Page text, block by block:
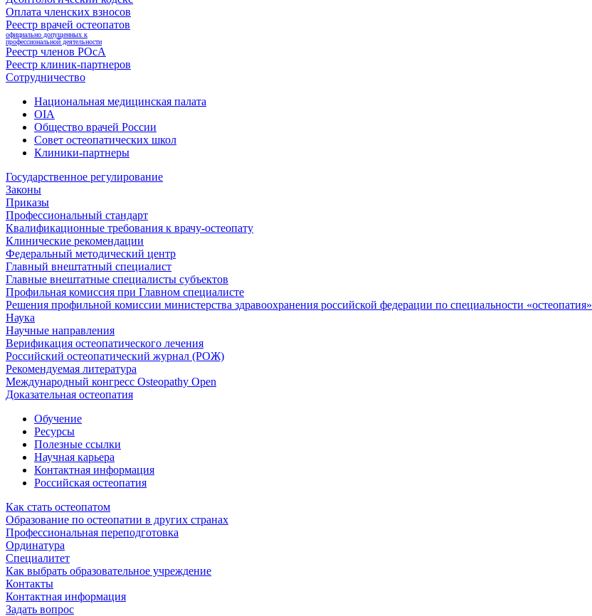
Оплата членских взносов
Реестр врачей остеопатов
официально допущенных к
профессиональной деятельности
Реестр членов РОсА
Реестр клиник-партнеров
Сотрудничество
Национальная медицинская палата
OIA
Общество врачей России
Совет остеопатических школ
Клиники-партнеры
Государственное регулирование
Законы
Приказы
Профессиональный стандарт
Квалификационные требования к врачу-остеопату
Клинические рекомендации
Федеральный методический центр
Главный внештатный специалист
Главные внештатные специалисты субъектов
Профильная комиссия при Главном специалисте
Решения профильной комиссии министерства здравоохранения российской федерации по специальности «остеопатия»
Наука
Научные направления
Верификация остеопатического лечения
Российский остеопатический журнал (РОЖ)
Рекомендуемая литература
Международный конгресс Osteopathy Open
Доказательная остеопатия
Обучение
Ресурсы
Полезные ссылки
Научная карьера
Контактная информация
Российская остеопатия
Как стать остеопатом
Образование по остеопатии в других странах
Профессиональная переподготовка
Ординатура
Специалитет
Как выбрать образовательное учреждение
Контакты
Контактная информация
Задать вопрос